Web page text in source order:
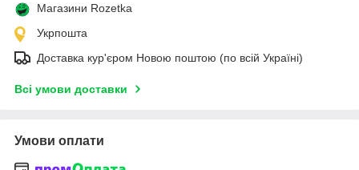
Магазини Rozetka
Укрпошта
Доставка кур'єром Новою поштою (по всій Україні)
Всі умови доставки
Умови оплати